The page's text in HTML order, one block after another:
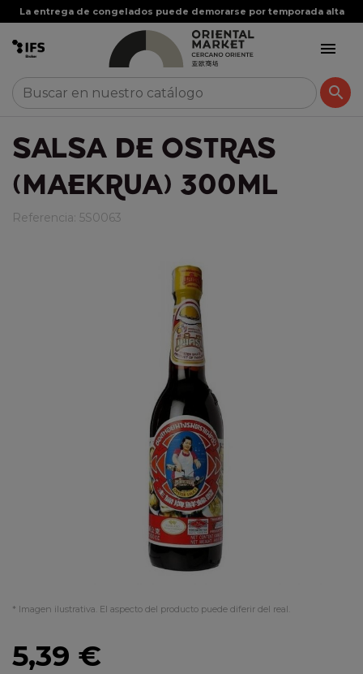
La entrega de congelados puede demorarse por temporada alta


SALSA DE OSTRAS
(MAEKRUA) 300ML
Referencia: 5S0063
* Imagen ilustrativa. El aspecto del producto puede diferir del real.
5,39 €